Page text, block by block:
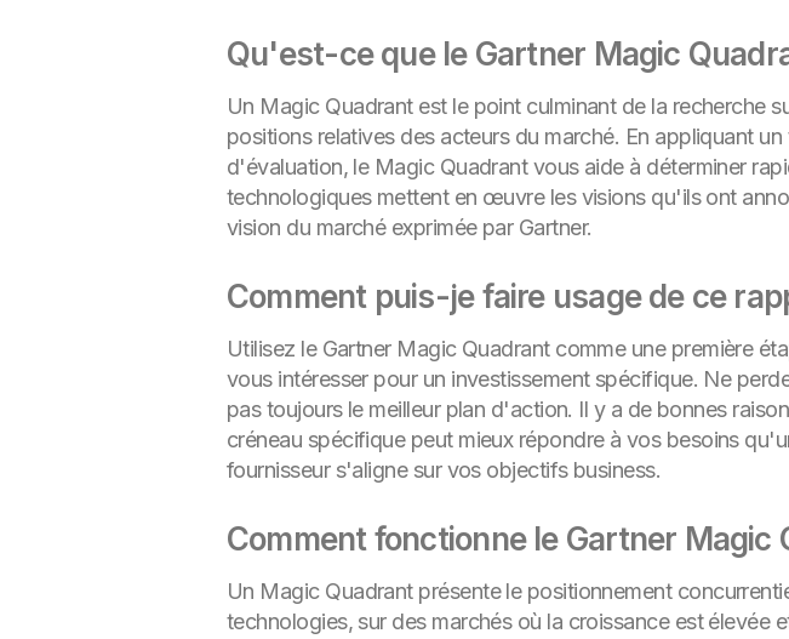
Qu'est-ce que le Gartner Magic
Un Magic Quadrant est le point culminant de la recherche
positions relatives des acteurs du marché. En appliquant
d'évaluation, le Magic Quadrant vous aide à déterminer
technologiques mettent en œuvre les visions qu'ils ont
vision du marché exprimée par Gartner.
Comment puis-je faire usage de ce
Utilisez le Gartner Magic Quadrant comme une première
vous intéresser pour un investissement spécifique. Ne
pas toujours le meilleur plan d'action. Il y a de bonnes
créneau spécifique peut mieux répondre à vos besoins
fournisseur s'aligne sur vos objectifs business.
Comment fonctionne le Gartner Magic
Un Magic Quadrant présente le positionnement
technologies, sur des marchés où la croissance est élevée